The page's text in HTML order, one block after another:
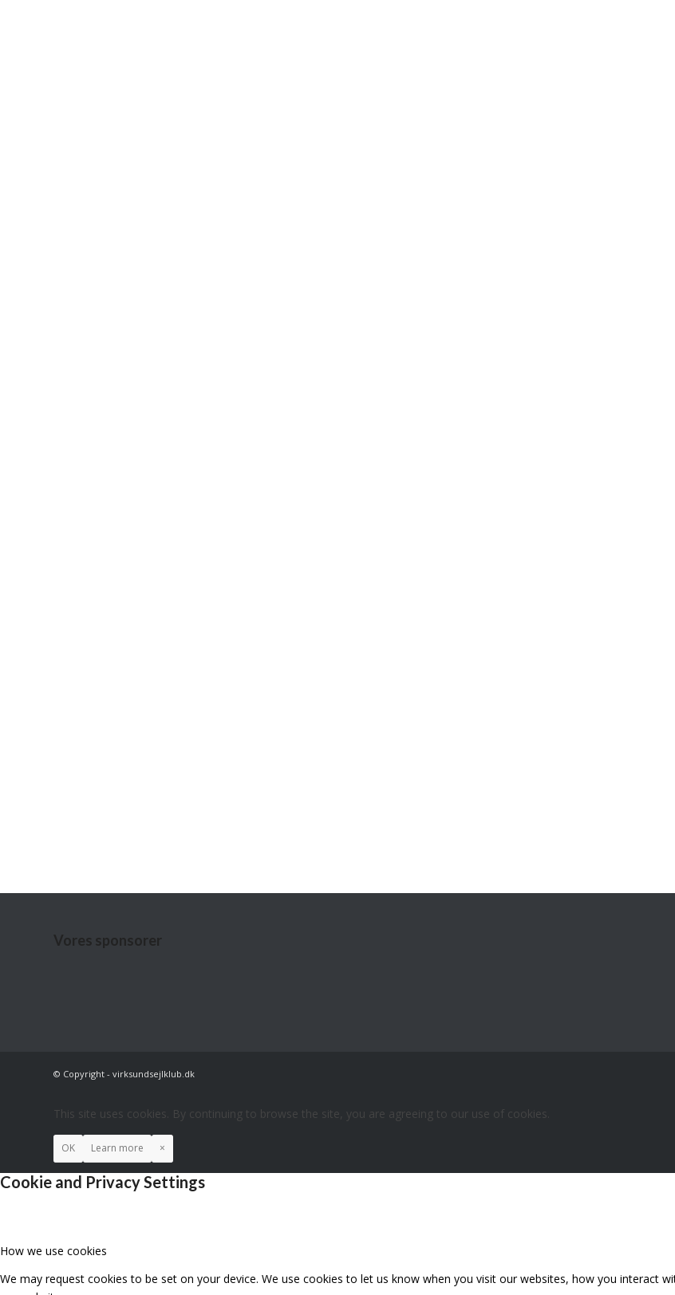
Vores sponsorer
© Copyright - virksundsejlklub.dk
This site uses cookies. By continuing to browse the site, you are agreeing to our use of cookies.
OK Learn more ×
Cookie and Privacy Settings
How we use cookies
We may request cookies to be set on your device. We use cookies to let us know when you visit our websites, how you interact